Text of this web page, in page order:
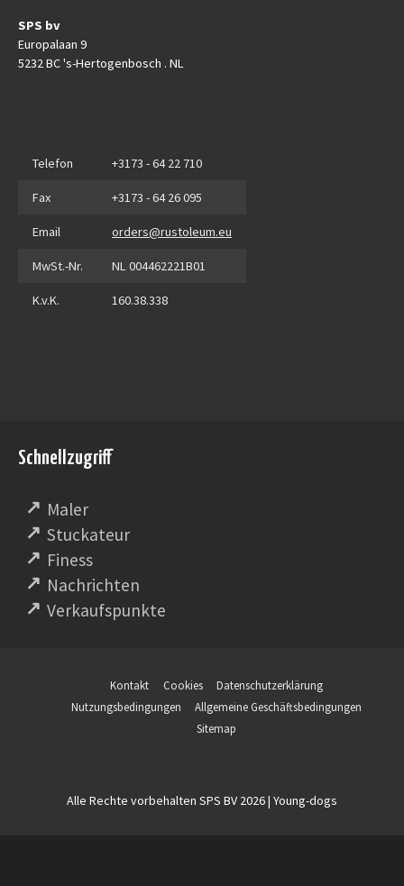
SPS bv
Europalaan 9
5232 BC 's-Hertogenbosch . NL
Telefon +3173 - 64 22 710
Fax +3173 - 64 26 095
Email orders@rustoleum.eu
MwSt.-Nr. NL 004462221B01
K.v.K. 160.38.338
Schnellzugriff
Maler
Stuckateur
Finess
Nachrichten
Verkaufspunkte
Kontakt Cookies
Datenschutzerklärung
Nutzungsbedingungen
Allgemeine Geschäftsbedingungen
Sitemap
Alle Rechte vorbehalten SPS BV 2026 | Young-dogs